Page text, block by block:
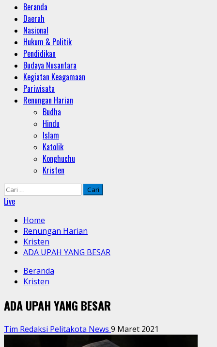
Primary
Menu
Beranda
Daerah
Nasional
Hukum & Politik
Pendidikan
Budaya Nusantara
Kegiatan Keagamaan
Pariwisata
Renungan Harian
Budha
Hindu
Islam
Katolik
Konghuchu
Kristen
Cari
untuk:
Live
Home
Renungan Harian
Kristen
ADA UPAH YANG BESAR
Beranda
Kristen
ADA UPAH YANG BESAR
Tim Redaksi Pelitakota News 9 Maret 2021